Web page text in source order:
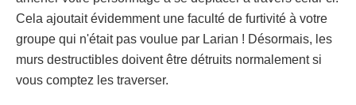
Cela ajoutait évidemment une faculté de furtivité à votre
groupe qui n'était pas voulue par Larian ! Désormais, les
murs destructibles doivent être détruits normalement si
vous comptez les traverser.